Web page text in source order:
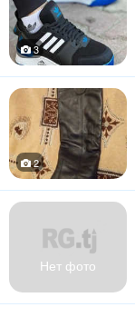
3
2
Нет фото